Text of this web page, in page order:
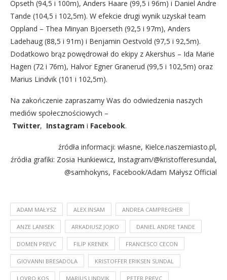
Opseth (94,5 i 100m), Anders Haare (99,5 i 96m) i Daniel Andre
Tande (104,5 i 102,5m). W efekcie drugi wynik uzyskał team
Oppland – Thea Minyan Bjoerseth (92,5 i 97m), Anders
Ladehaug (88,5 i 91m) i Benjamin Oestvold (97,5 i 92,5m).
Dodatkowo brąz powędrował do ekipy z Akershus – Ida Marie
Hagen (72 i 76m), Halvor Egner Granerud (99,5 i 102,5m) oraz
Marius Lindvik (101 i 102,5m).
Na zakończenie zapraszamy Was do odwiedzenia naszych
mediów społecznościowych –
Twitter, Instagram i Facebook.
źródła informacji: własne, Kielce.naszemiasto.pl,
źródła grafiki: Zosia Hunkiewicz, Instagram/@kristofferesundal,
@samhokyns, Facebook/Adam Małysz Official
ADAM MAŁYSZ ALEX INSAM ANDREA CAMPREGHER
ANZE LANISEK ARKADIUSZ JOJKO DANIEL ANDRE TANDE
DOMEN PREVC FILIP KRENEK FRANCESCO CECON
GIOVANNI BRESADOLA KRISTOFFER ERIKSEN SUNDAL
LOVRO KOS MARIUS LINDVIK PETER PREVC